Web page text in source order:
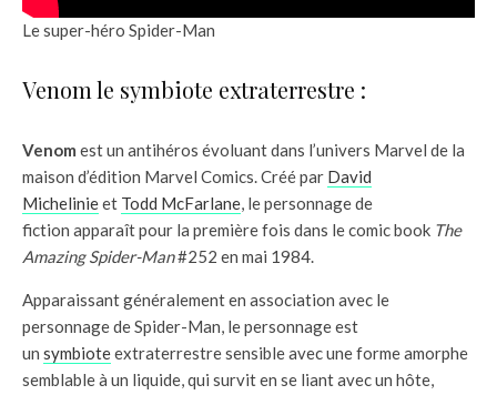
Le super-héro Spider-Man
Venom le symbiote extraterrestre :
Venom est un antihéros évoluant dans l’univers Marvel de la
maison d’édition Marvel Comics. Créé par David
Michelinieet Todd McFarlane, le personnage de
fiction apparaît pour la première fois dans le comic book The
Amazing Spider-Man#252 en mai 1984.
Apparaissant généralement en association avec le
personnage de Spider-Man, le personnage est
un symbioteextraterrestre sensible avec une forme amorphe
semblable à un liquide, qui survit en se liant avec un hôte,